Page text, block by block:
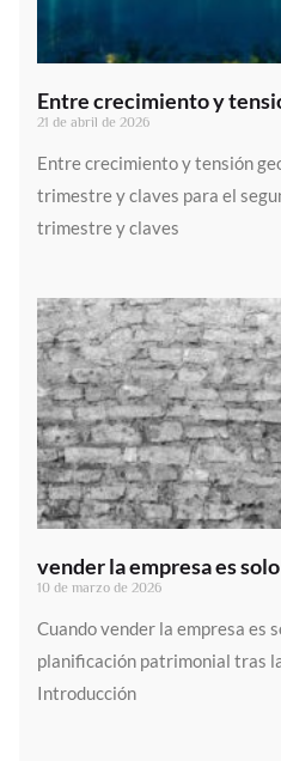
Entre crecimiento y
21 de abril de 2026
Entre crecimiento y tensión
trimestre y claves para el
trimestre y claves
vender la empresa es
10 de marzo de 2026
Cuando vender la empresa es
planificación patrimonial tras
Introducción